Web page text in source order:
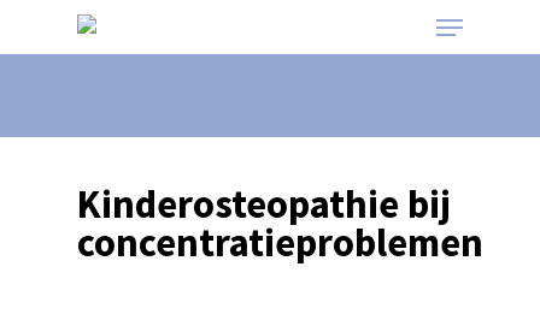
Kinderosteopathie bij
concentratieproblemen